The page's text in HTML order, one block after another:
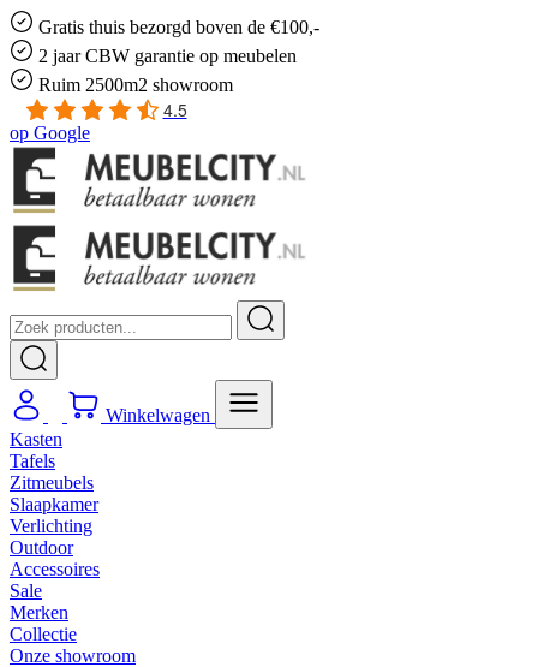
Gratis thuis bezorgd boven de €100,-
2 jaar CBW garantie op meubelen
Ruim 2500m2 showroom
4.5
op Google
Winkelwagen
Kasten
Tafels
Zitmeubels
Slaapkamer
Verlichting
Outdoor
Accessoires
Sale
Merken
Collectie
Onze showroom